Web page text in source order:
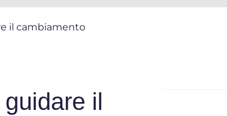
il cambiamento
il